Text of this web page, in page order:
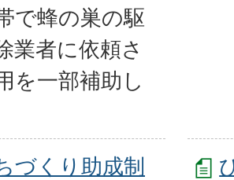
で蜂の巣の駆
業者に依頼さ
を一部補助し
づくり助成制